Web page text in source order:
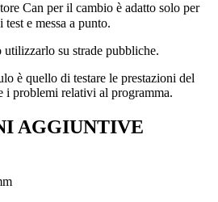
Can per il cambio è adatto solo per
test e messa a punto.
utilizzarlo su strade pubbliche.
è quello di testare le prestazioni del
i problemi relativi al programma.
AGGIUNTIVE